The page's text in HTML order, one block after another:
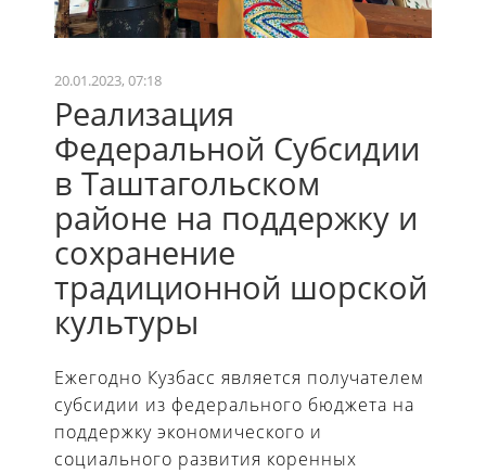
20.01.2023, 07:18
Реализация
Федеральной Субсидии
в Таштагольском
районе на поддержку и
сохранение
традиционной шорской
культуры
Ежегодно Кузбасс является получателем
субсидии из федерального бюджета на
поддержку экономического и
социального развития коренных